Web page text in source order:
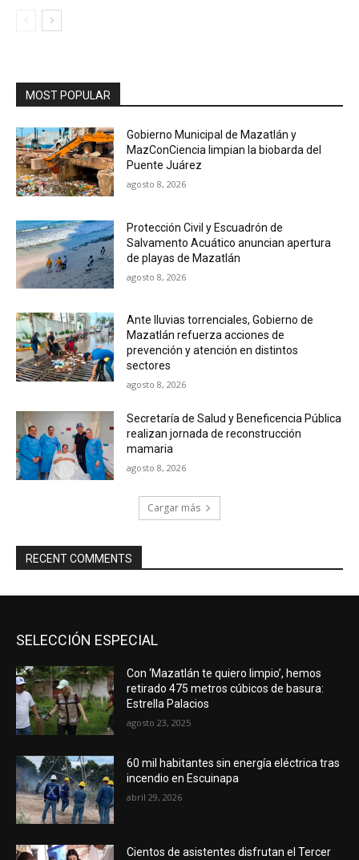
MOST POPULAR
Gobierno Municipal de Mazatlán y
MazConCiencia limpian la biobarda del
Puente Juárez
agosto 8, 2026
Protección Civil y Escuadrón de
Salvamento Acuático anuncian apertura
de playas de Mazatlán
agosto 8, 2026
Ante lluvias torrenciales, Gobierno de
Mazatlán refuerza acciones de
prevención y atención en distintos
sectores
agosto 8, 2026
Secretaría de Salud y Beneficencia Pública
realizan jornada de reconstrucción
mamaria
agosto 8, 2026
Cargar más
RECENT COMMENTS
SELECCIÓN ESPECIAL
Con ‘Mazatlán te quiero limpio’, hemos
retirado 475 metros cúbicos de basura:
Estrella Palacios
agosto 23, 2025
60 mil habitantes sin energía eléctrica tras
incendio en Escuinapa
abril 29, 2026
Cientos de asistentes disfrutan el Tercer